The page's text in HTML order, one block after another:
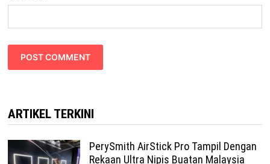
ARTIKEL TERKINI
PerySmith AirStick Pro Tampil Dengan
Rekaan Ultra Nipis Buatan Malaysia